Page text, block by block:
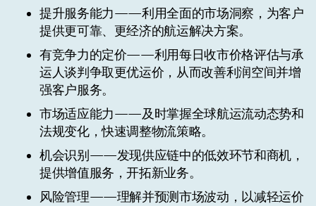
提升服务能力——利用全面的市场洞察，为客户
提供更可靠、更经济的航运解决方案。
有竞争力的定价——利用每日收市价格评估与承
运人谈判争取更优运价，从而改善利润空间并增
强客户服务。
市场适应能力——及时掌握全球航运流动态势和
法规变化，快速调整物流策略。
机会识别——发现供应链中的低效环节和商机，
提供增值服务，开拓新业务。
风险管理——理解并预测市场波动，以减轻运价